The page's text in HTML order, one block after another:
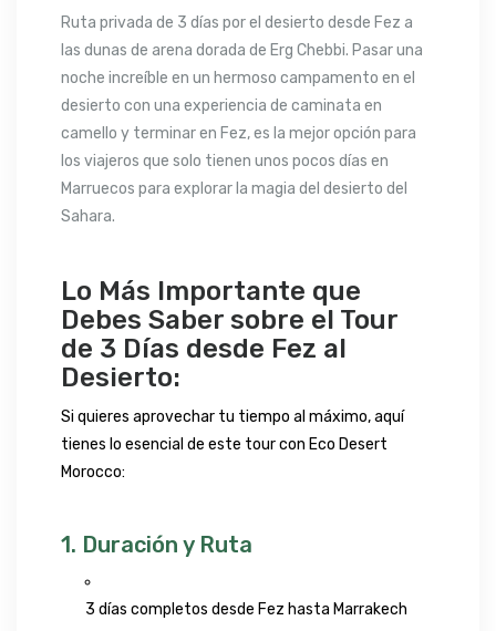
Ruta privada de 3 días por el desierto desde Fez a
las dunas de arena dorada de Erg Chebbi. Pasar una
noche increíble en un hermoso campamento en el
desierto con una experiencia de caminata en
camello y terminar en Fez, es la mejor opción para
los viajeros que solo tienen unos pocos días en
Marruecos para explorar la magia del desierto del
Sahara.
Lo Más Importante que
Debes Saber sobre el Tour
de 3 Días desde Fez al
Desierto:
Si quieres aprovechar tu tiempo al máximo, aquí
tienes lo esencial de este tour con Eco Desert
Morocco:
1. Duración y Ruta
3 días completos desde Fez hasta Marrakech